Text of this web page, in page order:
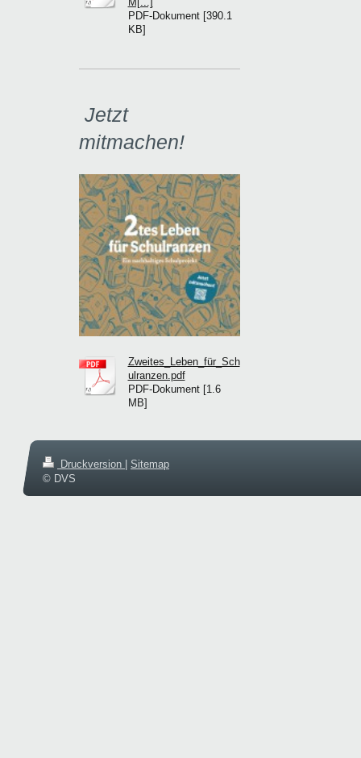
PDF-Dokument [390.1
KB]
Jetzt
mitmachen!
Zweites_Leben_für_Sch
ulranzen.pdf
PDF-Dokument [1.6
MB]
Druckversion | Sitemap
© DVS